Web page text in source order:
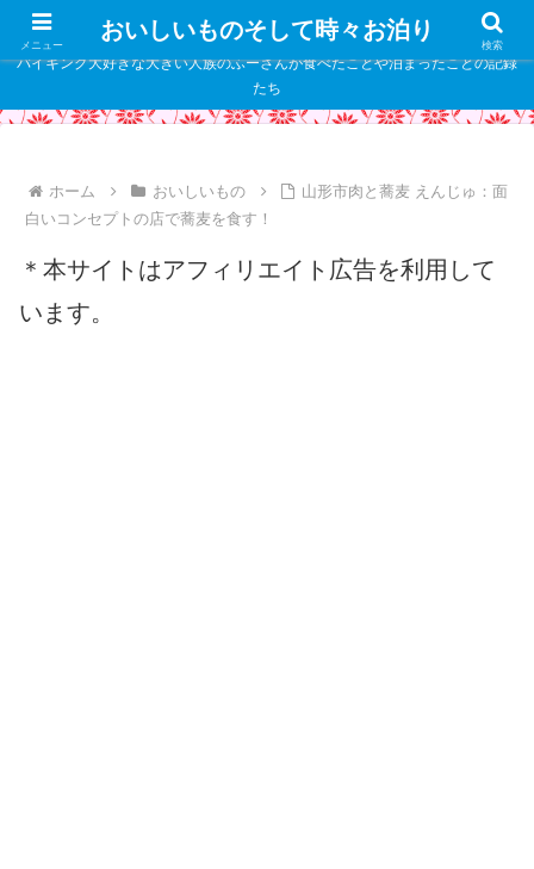
" />
バイキング大好きな大きい人族のふーさんが食べたことや泊まったことの記録
たち
ホーム おいしいもの
山形市肉と蕎麦 えんじゅ：面
白いコンセプトの店で蕎麦を食す！
＊本サイトはアフィリエイト広告を利用して
います。
メニュー
おいしいものそして時々お泊り
検索